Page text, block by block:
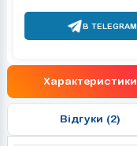
В TELEGRAM
Характеристики
Відгуки (2)